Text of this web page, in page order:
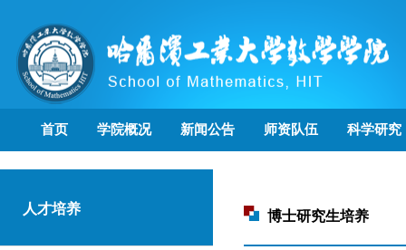
首页 学院概况 新闻公告 师资队伍 科学研究
人才培养 博士研究生培养